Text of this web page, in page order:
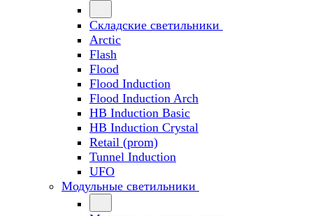
Складские светильники
Arctic
Flash
Flood
Flood Induction
Flood Induction Arch
HB Induction Basic
HB Induction Crystal
Retail (prom)
Tunnel Induction
UFO
Модульные светильники